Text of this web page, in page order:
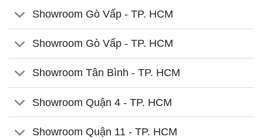
Showroom Gò Vấp - TP. HCM
Showroom Gò Vấp - TP. HCM
Showroom Tân Bình - TP. HCM
Showroom Quận 4 - TP. HCM
Showroom Quận 11 - TP. HCM